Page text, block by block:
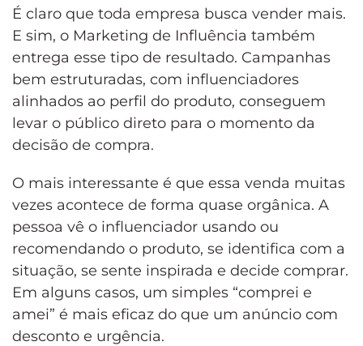
É claro que toda empresa busca vender mais.
E sim, o Marketing de Influência também
entrega esse tipo de resultado. Campanhas
bem estruturadas, com influenciadores
alinhados ao perfil do produto, conseguem
levar o público direto para o momento da
decisão de compra.
O mais interessante é que essa venda muitas
vezes acontece de forma quase orgânica. A
pessoa vê o influenciador usando ou
recomendando o produto, se identifica com a
situação, se sente inspirada e decide comprar.
Em alguns casos, um simples “comprei e
amei” é mais eficaz do que um anúncio com
desconto e urgência.